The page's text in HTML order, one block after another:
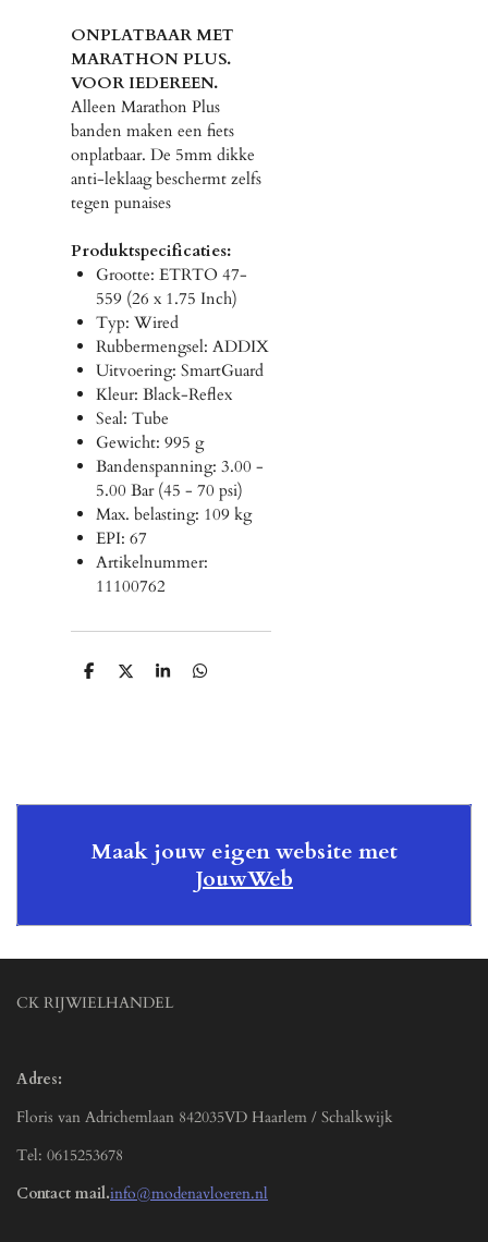
ONPLATBAAR MET
MARATHON PLUS.
VOOR IEDEREEN.
Alleen Marathon Plus
banden maken een fiets
onplatbaar. De 5mm dikke
anti-leklaag beschermt zelfs
tegen punaises
Produktspecificaties:
Grootte: ETRTO 47-
559 (26 x 1.75 Inch)
Typ: Wired
Rubbermengsel: ADDIX
Uitvoering: SmartGuard
Kleur: Black-Reflex
Seal: Tube
Gewicht: 995 g
Bandenspanning: 3.00 -
5.00 Bar (45 - 70 psi)
Max. belasting: 109 kg
EPI: 67
Artikelnummer:
11100762
D
D
S
D
Maak jouw eigen website met
JouwWeb
CK RIJWIELHANDEL
Adres:
Floris van Adrichemlaan 842035VD Haarlem / Schalkwijk
Tel: 0615253678
Contact mail.info@modenavloeren.nl